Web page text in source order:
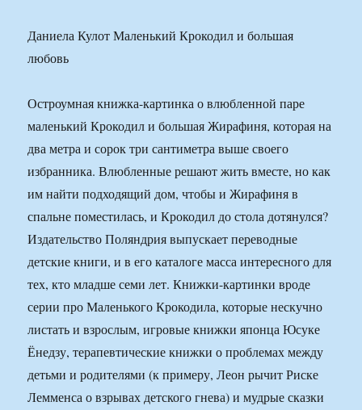
Даниела Кулот Маленький Крокодил и большая
любовь
Остроумная книжка-картинка о влюбленной паре
маленький Крокодил и большая Жирафиня, которая на
два метра и сорок три сантиметра выше своего
избранника. Влюбленные решают жить вместе, но как
им найти подходящий дом, чтобы и Жирафиня в
спальне поместилась, и Крокодил до стола дотянулся?
Издательство Поляндрия выпускает переводные
детские книги, и в его каталоге масса интересного для
тех, кто младше семи лет. Книжки-картинки вроде
серии про Маленького Крокодила, которые нескучно
листать и взрослым, игровые книжки японца Юсуке
Ёнедзу, терапевтические книжки о проблемах между
детьми и родителями (к примеру, Леон рычит Риске
Лемменса о взрывах детского гнева) и мудрые сказки